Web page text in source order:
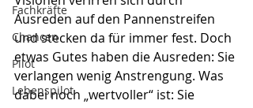
Fachkräfte
Chancen
Pilot
Lebenspilot
Ausreden auf den Pannenstreifen
und stecken da für immer fest. Doch
etwas Gutes haben die Ausreden: Sie
verlangen wenig Anstrengung. Was
dabei noch „wertvoller“ ist: Sie